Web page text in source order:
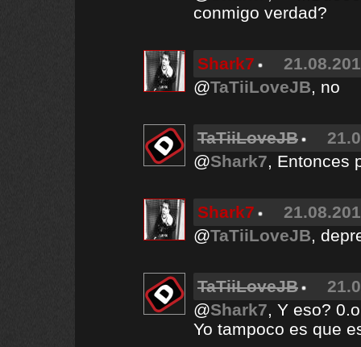
conmigo verdad?
Shark7
@TaTiiLoveJB, no
TaTiiLoveJB
@Shark7, Entonces
Shark7
@TaTiiLoveJB,
TaTiiLoveJB
@Shark7, Y eso? 0.o
Yo tampoco es que